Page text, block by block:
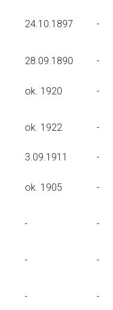
24.10.1897 -
28.09.1890 -
ok. 1920 -
ok. 1922 -
3.09.1911 -
ok. 1905 -
- -
- -
- -